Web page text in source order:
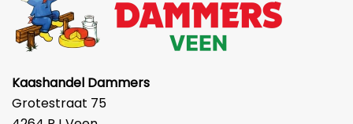
Kaashandel Dammers
Grotestraat 75